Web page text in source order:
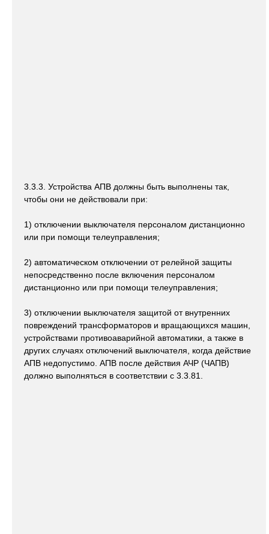
3.3.3. Устройства АПВ должны быть выполнены так,
чтобы они не действовали при:
1) отключении выключателя персоналом дистанционно
или при помощи телеуправления;
2) автоматическом отключении от релейной защиты
непосредственно после включения персоналом
дистанционно или при помощи телеуправления;
3) отключении выключателя защитой от внутренних
повреждений трансформаторов и вращающихся машин,
устройствами противоаварийной автоматики, а также в
других случаях отключений выключателя, когда действие
АПВ недопустимо. АПВ после действия АЧР (ЧАПВ)
должно выполняться в соответствии с 3.3.81.